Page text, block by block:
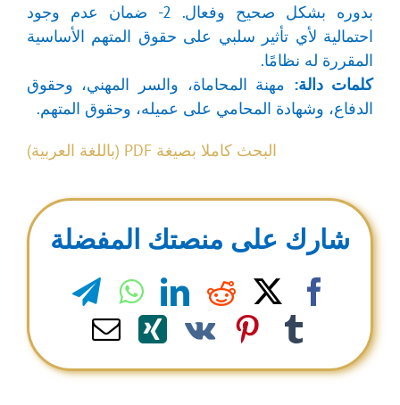
بدوره بشكل صحيح وفعال. 2- ضمان عدم وجود
احتمالية لأي تأثير سلبي على حقوق المتهم الأساسية
المقررة له نظامًا.
كلمات دالة: مهنة المحاماة، والسر المهني، وحقوق
الدفاع، وشهادة المحامي على عميله، وحقوق المتهم.
البحث كاملا بصيغة PDF (باللغة العربية)
شارك على منصتك المفضلة
Facebook
X
Reddit
LinkedIn
Tumblr
Pinterest
Vk
Xing
Email